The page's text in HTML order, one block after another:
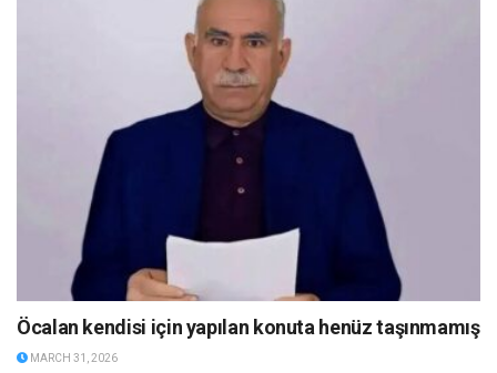
Öcalan kendisi için yapılan konuta henüz taşınmamış
MARCH 31, 2026